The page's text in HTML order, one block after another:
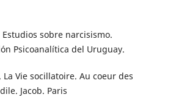
sobre narcisismo.
Psicoanalítica del Uruguay.
Vie socillatoire. Au coeur des
Jacob. Paris